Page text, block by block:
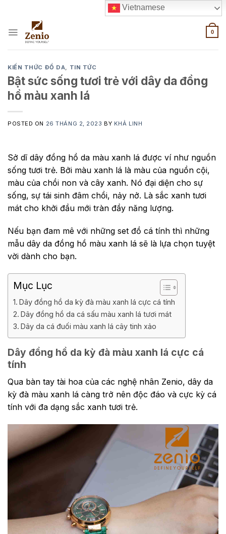
content
0
KIẾN THỨC ĐỒ DA, TIN TỨC
Bật sức sống tươi trẻ với dây da đồng
hồ màu xanh lá
POSTED ON 26 THÁNG 2, 2023 BY KHẢ LINH
Sở dĩ dây đồng hồ da màu xanh lá được ví như nguồn
sống tươi trẻ. Bởi màu xanh lá là màu của nguồn cội,
màu của chồi non và cây xanh. Nó đại diện cho sự
sống, sự tái sinh đâm chồi, nảy nở. Là sắc xanh tươi
mát cho khởi đầu mới tràn đầy năng lượng.
Nếu bạn đam mê với những set đồ cá tính thì những
mẫu dây da đồng hồ màu xanh lá sẽ là lựa chọn tuyệt
vời dành cho bạn.
Mục Lục
Dây đồng hồ da kỳ đà màu xanh lá cực cá tính
Dây đồng hồ da cá sấu màu xanh lá tươi mát
Dây da cá đuối màu xanh lá cây tinh xảo
Dây đồng hồ da kỳ đà màu xanh lá cực cá
tính
Qua bàn tay tài hoa của các nghệ nhân Zenio, dây da
kỳ đà màu xanh lá càng trở nên độc đáo và cực kỳ cá
tính với đa dạng sắc xanh tươi trẻ.
Vietnamese